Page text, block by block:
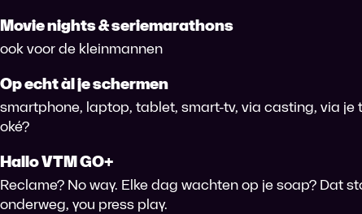
Movie nights & seriemarathons
ook voor de kleinmannen
Op echt àl je schermen
smartphone, laptop, tablet, smart-tv, via casting, via je
oké?
Hallo VTM GO+
Reclame? No way. Elke dag wachten op je soap? Dat
onderweg, you press play.